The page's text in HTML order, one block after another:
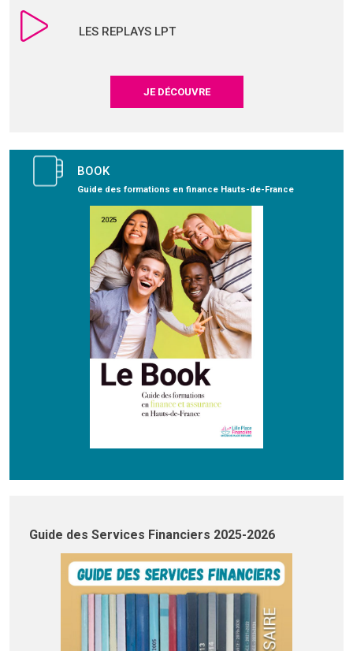
LES REPLAYS LPT
JE DÉCOUVRE
BOOK
Guide des formations en finance Hauts-de-France
Guide des Services Financiers 2025-2026